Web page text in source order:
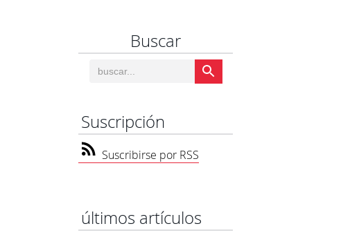
Buscar
Suscripción
Suscribirse por RSS
últimos artículos